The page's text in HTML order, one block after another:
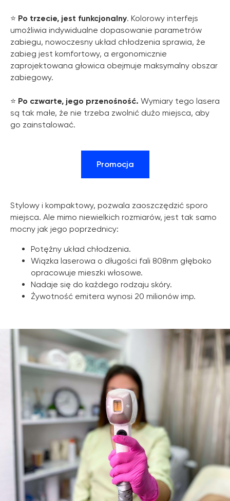
⭐️ Po trzecie, jest funkcjonalny. Kolorowy interfejs
umożliwia indywidualne dopasowanie parametrów
zabiegu, nowoczesny układ chłodzenia sprawia, że
zabieg jest komfortowy, a ergonomicznie
zaprojektowana głowica obejmuje maksymalny obszar
zabiegowy.
⭐️ Po czwarte, jego przenośność. Wymiary tego lasera
są tak małe, że nie trzeba zwolnić dużo miejsca, aby
go zainstalować.
Promocja
Stylowy i kompaktowy, pozwala zaoszczędzić sporo
miejsca. Ale mimo niewielkich rozmiarów, jest tak samo
mocny jak jego poprzednicy:
Potężny układ chłodzenia.
Wiązka laserowa o długości fali 808nm głęboko
opracowuje mieszki włosowe.
Nadaje się do każdego rodzaju skóry.
Żywotność emitera wynosi 20 milionów imp.